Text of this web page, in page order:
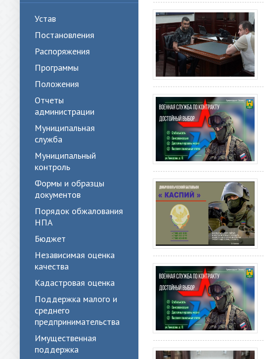
Устав
Постановления
Распоряжения
Программы
Положения
Отчеты
администрации
Муниципальная
служба
Муниципальный
контроль
Формы и образцы
документов
Порядок обжалования
НПА
Бюджет
Независимая оценка
качества
Кадастровая оценка
Поддержка малого и
среднего
предпринимательства
Имущественная
поддержка